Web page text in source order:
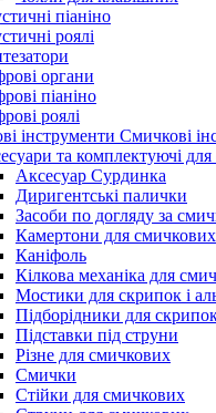
піаніно
роялі
органи
піаніно
роялі
Смичкові
та комплектуючі
Аксесуар Сурдинка
Диригентські палички
Засоби по догляду за
Камертони для смичкових
Каніфоль
Кілкова механіка для
Мостики для скрипок і
Підборiдники для скрипок
Підставки під струни
Різне для смичкових
Смички
Стійки для смичкових